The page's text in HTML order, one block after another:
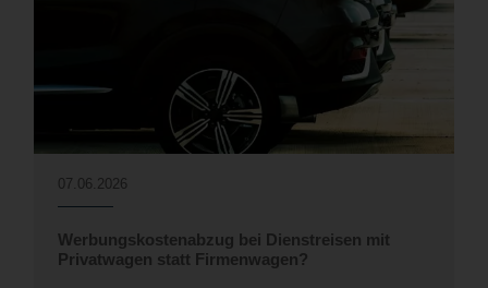
07.06.2026
Werbungskostenabzug bei Dienstreisen mit
Privatwagen statt Firmenwagen?